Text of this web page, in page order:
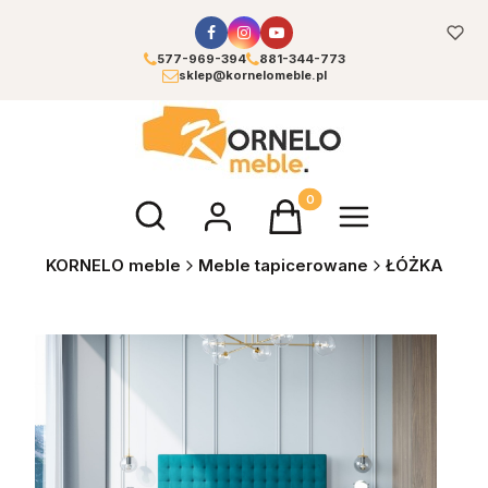
577-969-394
881-344-773
sklep@kornelomeble.pl
Otwórz wyszukiwarkęProdukty w koszyku: 0.
KORNELO meble Meble tapicerowane ŁÓŻKA